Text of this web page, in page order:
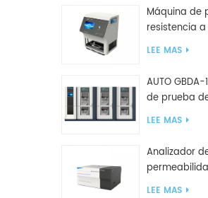
Máquina de
resistencia
compresión
LEE MAS
AUTO
de prueba
para
LEE MAS
Analizador
de agua
LEE MAS